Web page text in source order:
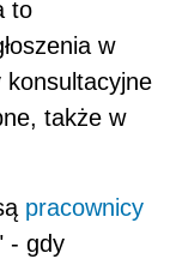
to
w
konsultacyjne
także w
pracownicy
- gdy